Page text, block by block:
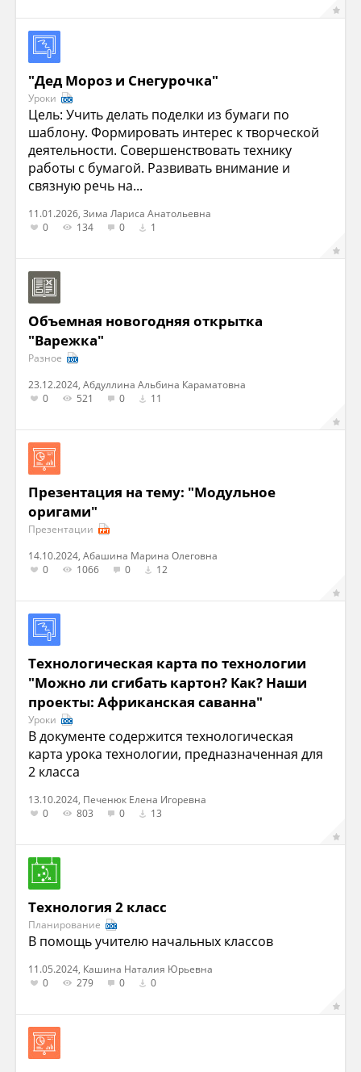
"Дед Мороз и Снегурочка"
Уроки
Цель: Учить делать поделки из бумаги по
шаблону. Формировать интерес к творческой
деятельности. Совершенствовать технику
работы с бумагой. Развивать внимание и
связную речь на...
11.01.2026, Зима Лариса Анатольевна
0
134 0 1
Объемная новогодняя открытка
"Варежка"
Разное
23.12.2024, Абдуллина Альбина Караматовна
0
521 0 11
Презентация на тему: "Модульное
оригами"
Презентации
14.10.2024, Абашина Марина Олеговна
0
1066 0 12
Технологическая карта по технологии
"Можно ли сгибать картон? Как? Наши
проекты: Африканская саванна"
Уроки
В документе содержится технологическая
карта урока технологии, предназначенная для
2 класса
13.10.2024, Печенюк Елена Игоревна
0
803 0 13
Технология 2 класс
Планирование
В помощь учителю начальных классов
11.05.2024, Кашина Наталия Юрьевна
0
279 0 0